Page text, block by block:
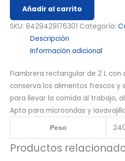
Añadir al carrito
SKU: 8429429176301 Categoría:
Descripción
Información adicional
Fiambrera rectangular de 2 L
conserva los alimentos frescos y
para llevar la comida al trabajo,
Apta para microondas y
Peso
Productos